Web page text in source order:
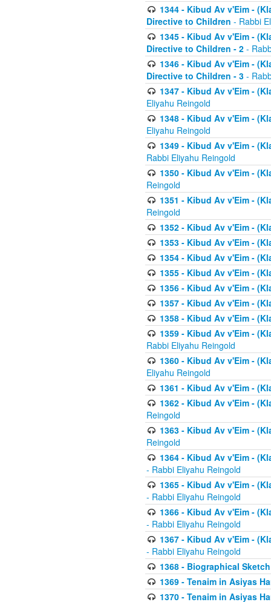
1344 - Kibud Av v'Eim -
Directive to Children - Rabbi
1345 - Kibud Av v'Eim -
Directive to Children - 2 -
1346 - Kibud Av v'Eim -
Directive to Children - 3 -
1347 - Kibud Av v'Eim -
Eliyahu Reingold
1348 - Kibud Av v'Eim -
Eliyahu Reingold
1349 - Kibud Av v'Eim -
Rabbi Eliyahu Reingold
1350 - Kibud Av v'Eim -
Reingold
1351 - Kibud Av v'Eim -
Reingold
1352 - Kibud Av v'Eim -
1353 - Kibud Av v'Eim -
1354 - Kibud Av v'Eim -
1355 - Kibud Av v'Eim -
1356 - Kibud Av v'Eim -
1357 - Kibud Av v'Eim -
1358 - Kibud Av v'Eim -
1359 - Kibud Av v'Eim -
Rabbi Eliyahu Reingold
1360 - Kibud Av v'Eim -
Eliyahu Reingold
1361 - Kibud Av v'Eim -
1362 - Kibud Av v'Eim -
Reingold
1363 - Kibud Av v'Eim -
Reingold
1364 - Kibud Av v'Eim -
- Rabbi Eliyahu Reingold
1365 - Kibud Av v'Eim -
- Rabbi Eliyahu Reingold
1366 - Kibud Av v'Eim -
- Rabbi Eliyahu Reingold
1367 - Kibud Av v'Eim -
- Rabbi Eliyahu Reingold
1368 - Biographical
1369 - Tenaim in Asiyas
1370 - Tenaim in Asiyas